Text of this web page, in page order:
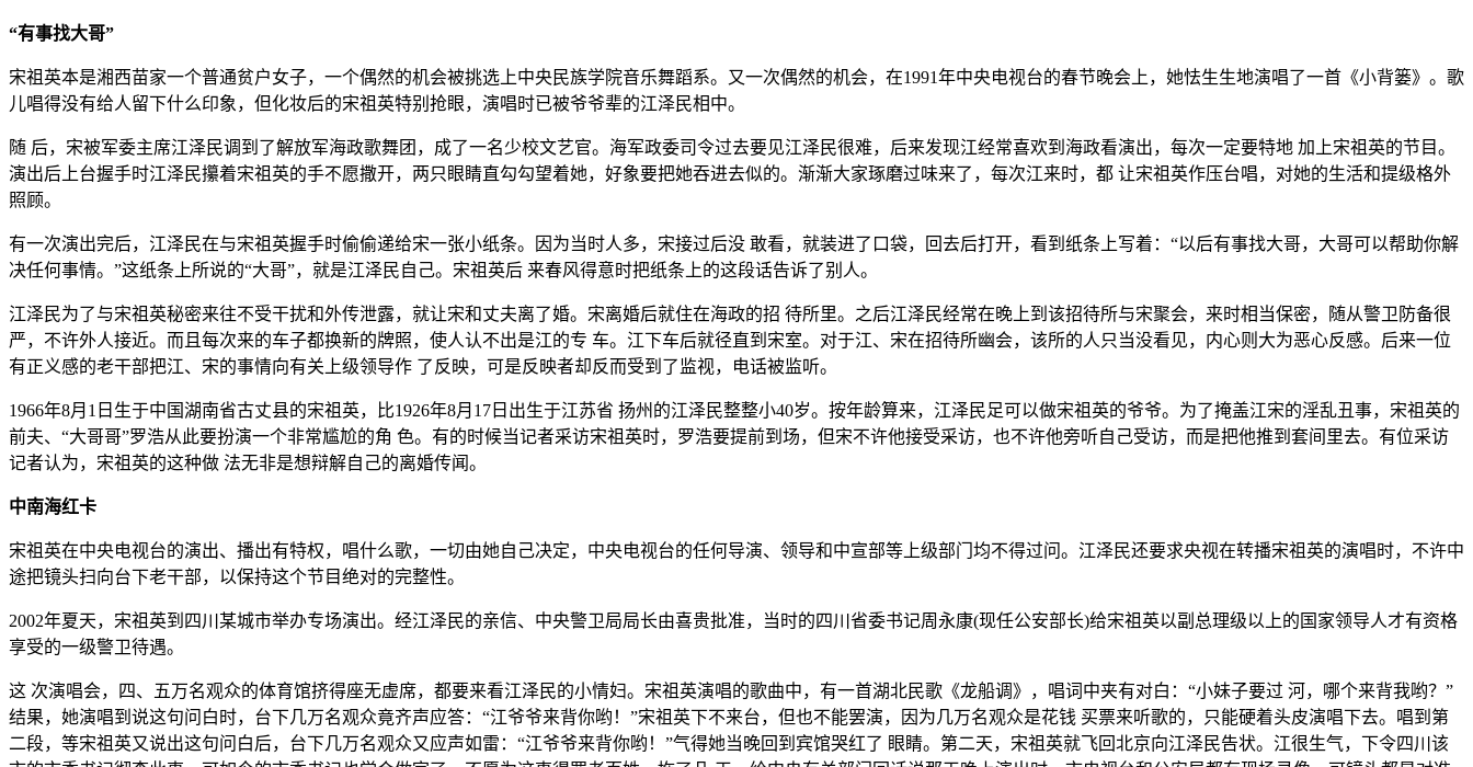
“有事找大哥”
宋祖英本是湘西苗家一个普通贫户女子，一个偶然的机会被挑选上中央民族学院音乐舞蹈系。又一次偶然的机会，在1991年中央电视台的春节晚会上，她怯生生地演唱了一首《小背篓》。歌
儿唱得没有给人留下什么印象，但化妆后的宋祖英特别抢眼，演唱时已被爷爷辈的江泽民相中。
随 后，宋被军委主席江泽民调到了解放军海政歌舞团，成了一名少校文艺官。海军政委司令过去要见江泽民很难，后来发现江经常喜欢到海政看演出，每次一定要特地 加上宋祖英的节目。
演出后上台握手时江泽民攥着宋祖英的手不愿撒开，两只眼睛直勾勾望着她，好象要把她吞进去似的。渐渐大家琢磨过味来了，每次江来时，都 让宋祖英作压台唱，对她的生活和提级格外
照顾。
有一次演出完后，江泽民在与宋祖英握手时偷偷递给宋一张小纸条。因为当时人多，宋接过后没 敢看，就装进了口袋，回去后打开，看到纸条上写着：“以后有事找大哥，大哥可以帮助你解
决任何事情。”这纸条上所说的“大哥”，就是江泽民自己。宋祖英后 来春风得意时把纸条上的这段话告诉了别人。
江泽民为了与宋祖英秘密来往不受干扰和外传泄露，就让宋和丈夫离了婚。宋离婚后就住在海政的招 待所里。之后江泽民经常在晚上到该招待所与宋聚会，来时相当保密，随从警卫防备很
严，不许外人接近。而且每次来的车子都换新的牌照，使人认不出是江的专 车。江下车后就径直到宋室。对于江、宋在招待所幽会，该所的人只当没看见，内心则大为恶心反感。后来一位
有正义感的老干部把江、宋的事情向有关上级领导作 了反映，可是反映者却反而受到了监视，电话被监听。
1966年8月1日生于中国湖南省古丈县的宋祖英，比1926年8月17日出生于江苏省 扬州的江泽民整整小40岁。按年龄算来，江泽民足可以做宋祖英的爷爷。为了掩盖江宋的淫乱丑事，宋祖英的
前夫、“大哥哥”罗浩从此要扮演一个非常尴尬的角 色。有的时候当记者采访宋祖英时，罗浩要提前到场，但宋不许他接受采访，也不许他旁听自己受访，而是把他推到套间里去。有位采访
记者认为，宋祖英的这种做 法无非是想辩解自己的离婚传闻。
中南海红卡
宋祖英在中央电视台的演出、播出有特权，唱什么歌，一切由她自己决定，中央电视台的任何导演、领导和中宣部等上级部门均不得过问。江泽民还要求央视在转播宋祖英的演唱时，不许中
途把镜头扫向台下老干部，以保持这个节目绝对的完整性。
2002年夏天，宋祖英到四川某城市举办专场演出。经江泽民的亲信、中央警卫局局长由喜贵批准，当时的四川省委书记周永康(现任公安部长)给宋祖英以副总理级以上的国家领导人才有资格
享受的一级警卫待遇。
这 次演唱会，四、五万名观众的体育馆挤得座无虚席，都要来看江泽民的小情妇。宋祖英演唱的歌曲中，有一首湖北民歌《龙船调》，唱词中夹有对白：“小妹子要过 河，哪个来背我哟？”
结果，她演唱到说这句问白时，台下几万名观众竟齐声应答：“江爷爷来背你哟！”宋祖英下不来台，但也不能罢演，因为几万名观众是花钱 买票来听歌的，只能硬着头皮演唱下去。唱到第
二段，等宋祖英又说出这句问白后，台下几万名观众又应声如雷：“江爷爷来背你哟！”气得她当晚回到宾馆哭红了 眼睛。第二天，宋祖英就飞回北京向江泽民告状。江很生气，下令四川该